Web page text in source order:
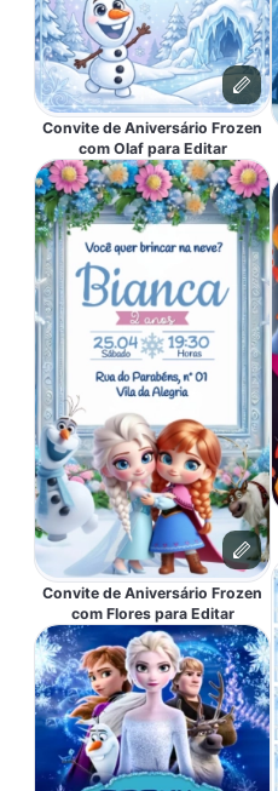
Convite de Aniversário Frozen
com Olaf para Editar
Convite de Aniversário Frozen
com Flores para Editar